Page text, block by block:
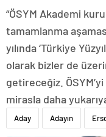
“ÖSYM Akademi
tamamlanma
yılında ‘Türkiye
olarak bizler de
getireceğiz. ÖSYM’yi
mirasla daha
Aday Adayın